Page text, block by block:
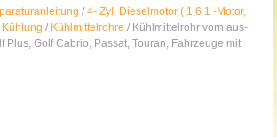
/4- Zyl. Dieselmotor ( 1,6 1 -Motor,
Kühlung / Kühlmittelrohre / Kühlmittelrohr vorn aus-
Plus, Golf Cabrio, Passat, Touran, Fahrzeuge mit